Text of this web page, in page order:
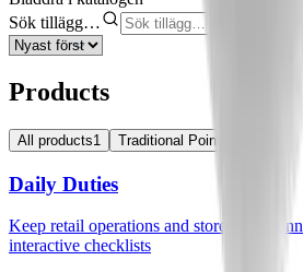
Sök tillägg…
Products
All products1 Traditional Point of Sale
Daily Duties
Keep retail operations and store shifts
interactive checklists